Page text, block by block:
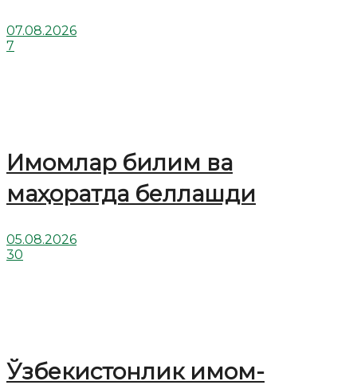
07.08.2026
7
Имомлар билим ва
маҳоратда беллашди
05.08.2026
30
Ўзбекистонлик имом-